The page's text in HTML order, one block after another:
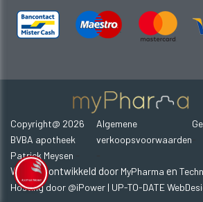
Copyright@ 2026
BVBA apotheek
Patrick Meysen
Algemene
verkoopsvoorwaarden
Website ontwikkeld door MyPharma en
Hosting door @iPower | UP-TO-DATE